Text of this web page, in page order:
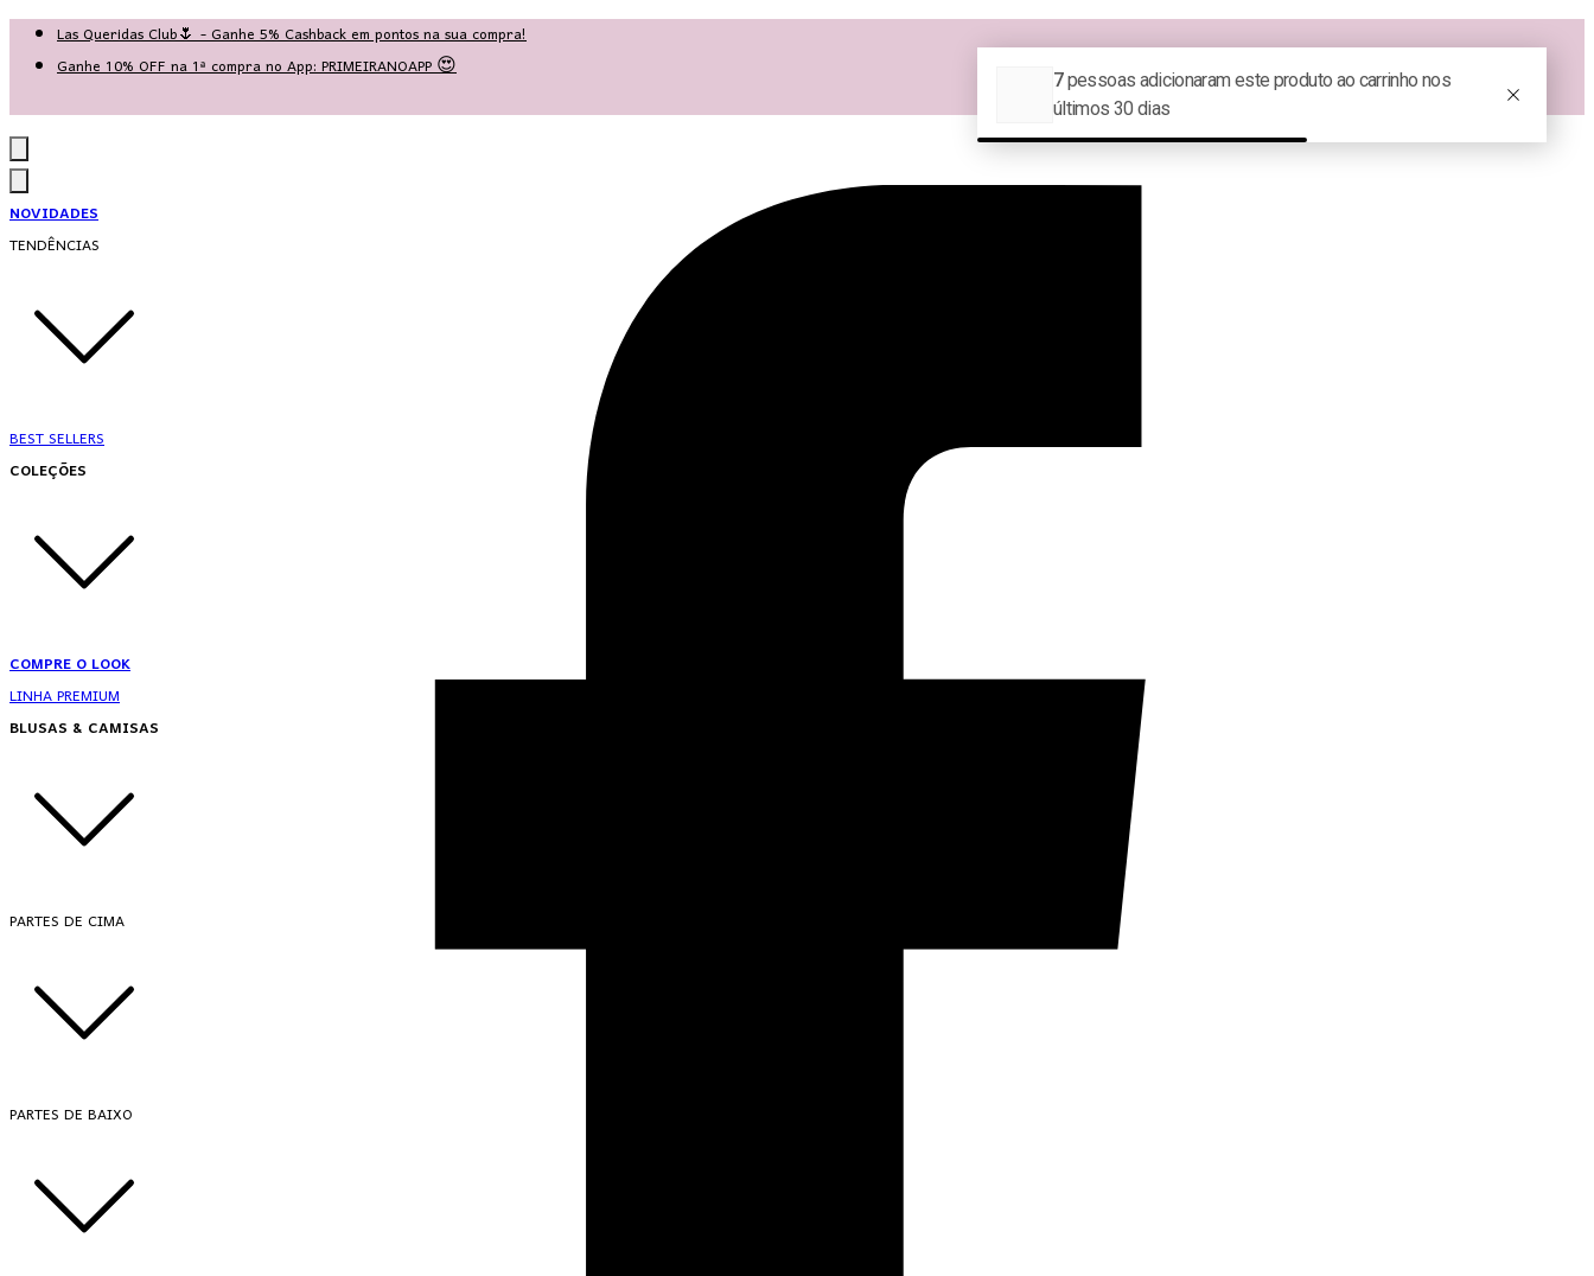
Las Queridas Club🌷 - Ganhe 5% Cashback em pontos na sua compra!
Ganhe 10% OFF na 1ª compra no App: PRIMEIRANOAPP 😍
NOVIDADES
TENDÊNCIAS
BEST SELLERS
COLEÇÕES
COMPRE O LOOK
LINHA PREMIUM
BLUSAS & CAMISAS
PARTES DE CIMA
PARTES DE BAIXO